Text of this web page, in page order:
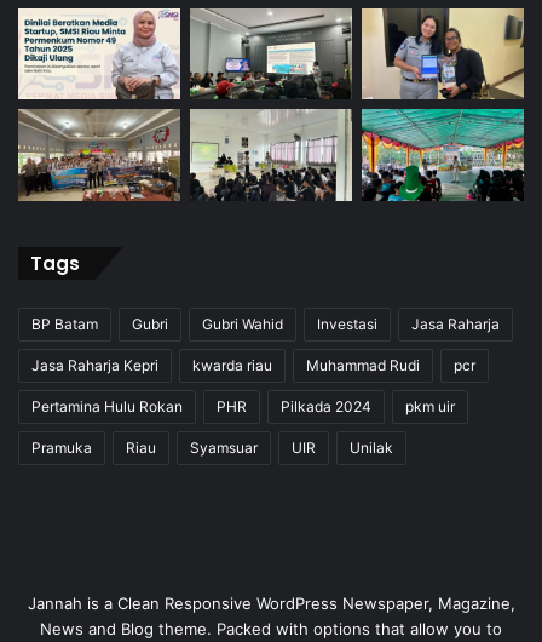
Tags
BP Batam Gubri Gubri Wahid Investasi Jasa Raharja
Jasa Raharja Kepri kwarda riau Muhammad Rudi pcr
Pertamina Hulu Rokan PHR Pilkada 2024 pkm uir
Pramuka Riau Syamsuar UIR Unilak
Jannah is a Clean Responsive WordPress Newspaper, Magazine,
News and Blog theme. Packed with options that allow you to